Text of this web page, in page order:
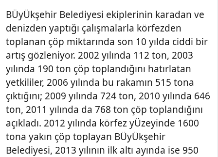
BÜyÜkşehir Belediyesi ekiplerinin karadan ve
denizden yaptığı çalışmalarla körfezden
toplanan çöp miktarında son 10 yılda ciddi bir
artış gözleniyor. 2002 yılında 112 ton, 2003
yılında 190 ton çöp toplandığını hatırlatan
yetkililer, 2006 yılında bu rakamın 515 tona
çıktığını; 2009 yılında 724 ton, 2010 yılında 646
ton, 2011 yılında da 768 ton çöp toplandığını
açıkladı. 2012 yılında körfez yÜzeyinde 1600
tona yakın çöp toplayan BÜyÜkşehir
Belediyesi, 2013 yılının ilk altı ayında ise 950